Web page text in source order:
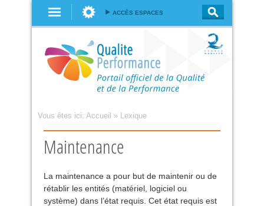
ACCÈS ESPACES
Vous êtes ici: Accueil » Lexique
Maintenance
La maintenance a pour but de maintenir ou de
rétablir les entités (matériel, logiciel ou
système) dans l’état requis. Cet état requis est